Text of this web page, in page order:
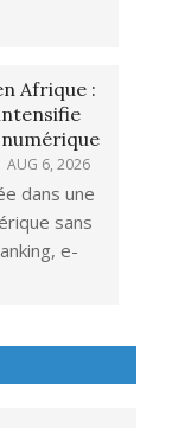
Afrique :
AUG 6, 2026
dans une
sans
e-